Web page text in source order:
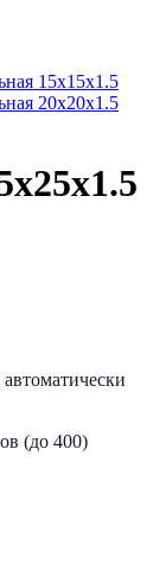
15х15х1.5
20х20х1.5
(до 400)